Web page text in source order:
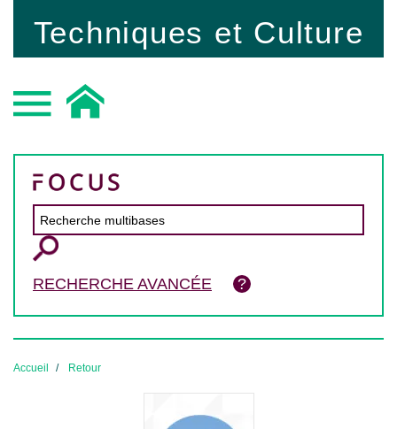
Techniques et Culture
RECHERCHE AVANCÉE
Accueil Retour